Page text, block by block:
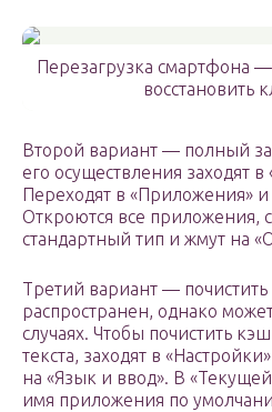
Перезагрузка смартфона
восстановить
Второй вариант — полный
его осуществления заходят
Переходят в «Приложения» и
Откроются все приложения,
стандартный тип и жмут на
Третий вариант —
распространен, однако
случаях. Чтобы почистить
текста, заходят в
на «Язык и ввод». В
имя приложения по